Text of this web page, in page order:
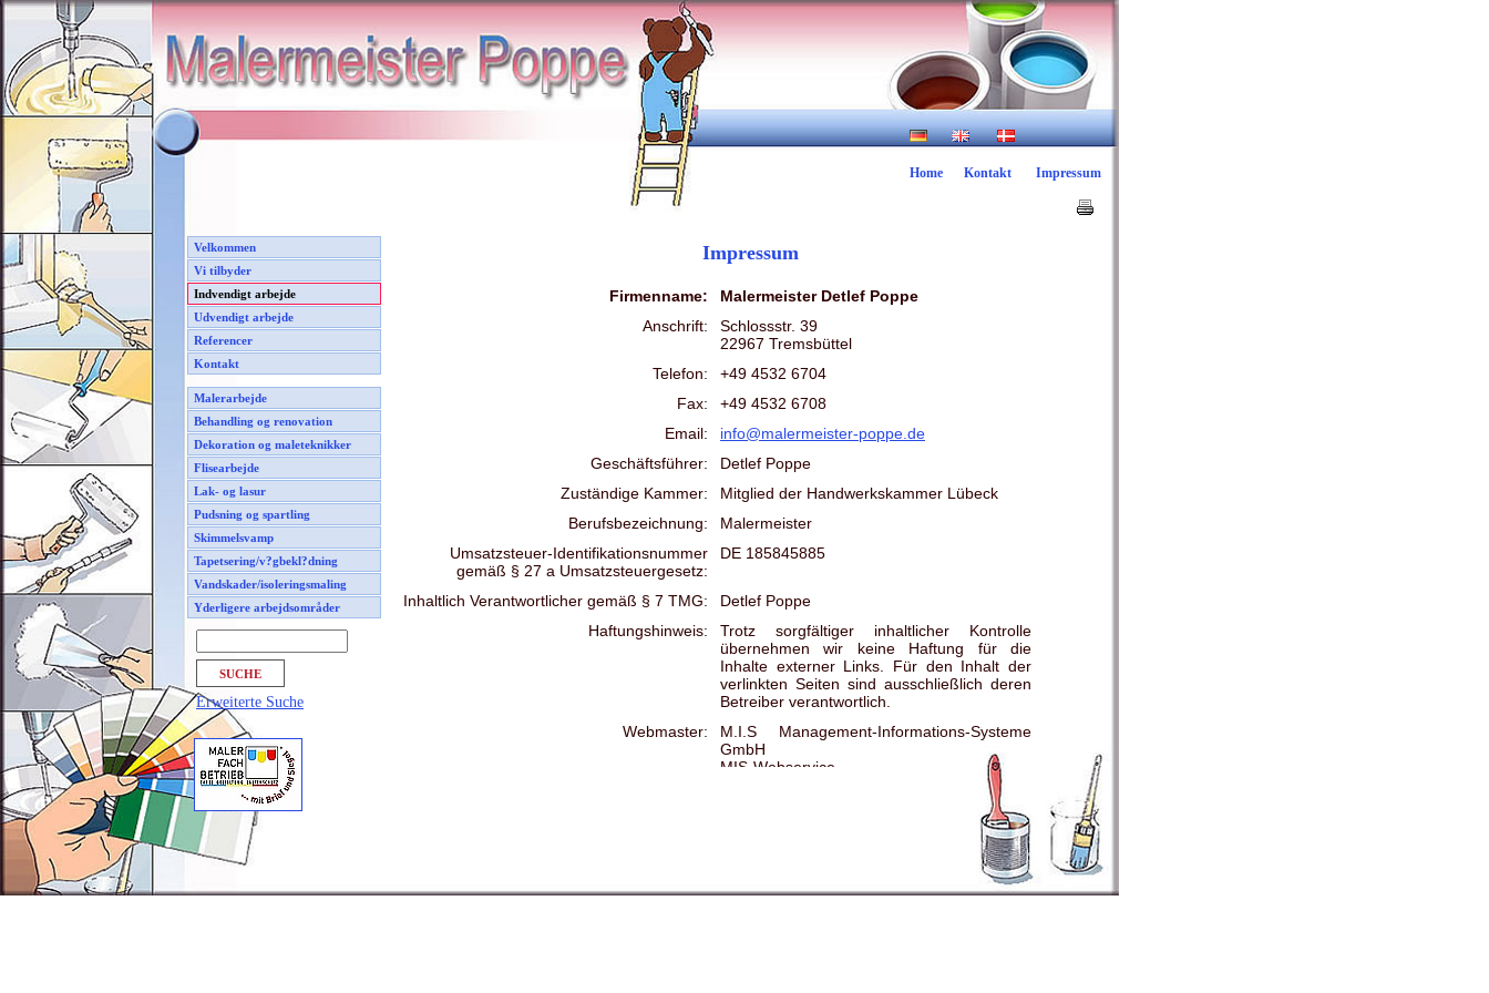
Home Kontakt Impressum
Velkommen
Vi tilbyder
Indvendigt arbejde
Udvendigt arbejde
Referencer
Kontakt
Malerarbejde
Behandling og renovation
Dekoration og maleteknikker
Flisearbejde
Lak- og lasur
Pudsning og spartling
Skimmelsvamp
Tapetsering/v?gbekl?dning
Vandskader/isoleringsmaling
Yderligere arbejdsområder
Erweiterte Suche
Impressum
Firmenname:
Malermeister Detlef Poppe
Anschrift:
Schlossstr. 39
22967 Tremsbüttel
Telefon:
+49 4532 6704
Fax:
+49 4532 6708
Email:
info@malermeister-poppe.de
Geschäftsführer:
Detlef Poppe
Zuständige Kammer:
Mitglied der Handwerkskammer Lübeck
Berufsbezeichnung:
Malermeister
Umsatzsteuer-Identifikationsnummer
gemäß § 27 a Umsatzsteuergesetz:
DE 185845885
Inhaltlich Verantwortlicher gemäß § 7 TMG:
Detlef Poppe
Haftungshinweis:
Trotz sorgfältiger inhaltlicher Kontrolle
übernehmen wir keine Haftung für die
Inhalte externer Links. Für den Inhalt der
verlinkten Seiten sind ausschließlich deren
Betreiber verantwortlich.
Webmaster:
M.I.S Management-Informations-Systeme
GmbH
MIS-Webservice